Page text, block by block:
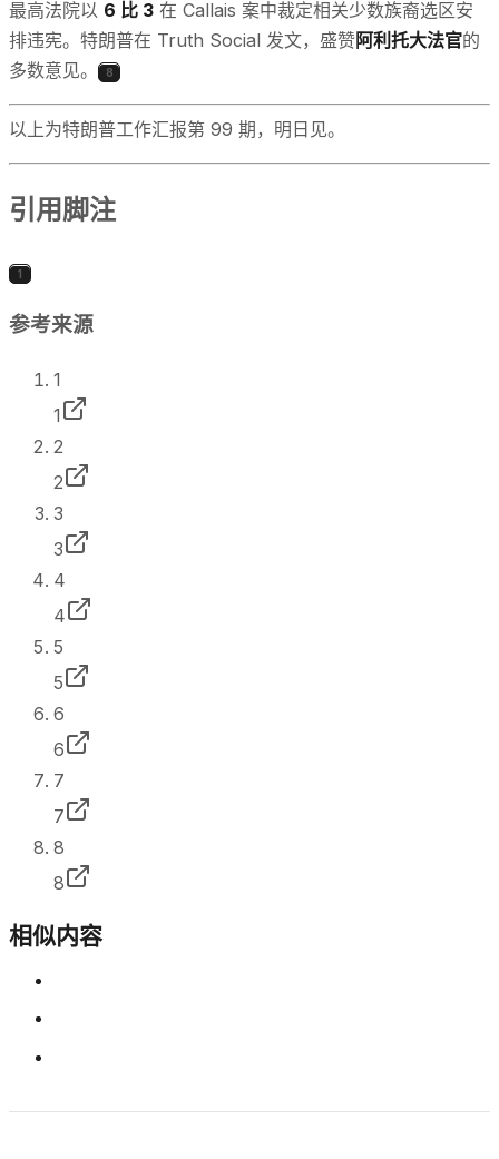
最高法院以 6 比 3 在 Callais 案中裁定相关少数族裔选区安
排违宪。特朗普在 Truth Social 发文，盛赞阿利托大法官的
多数意见。
8
以上为特朗普工作汇报第 99 期，明日见。
引用脚注
1
参考来源
1
1
2
2
3
3
4
4
5
5
6
6
7
7
8
8
相似内容